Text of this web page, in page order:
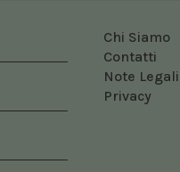
Chi Siamo
Contatti
Note Legali
Privacy